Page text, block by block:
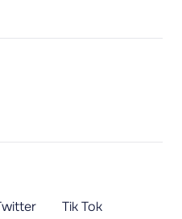
Tik Tok